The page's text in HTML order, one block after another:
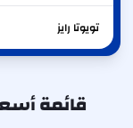
تويوتا رايز
قائمة